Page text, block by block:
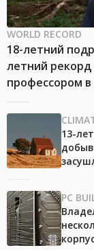
WORLD RECORD
18-летний
летний
профессором в
13-
PC